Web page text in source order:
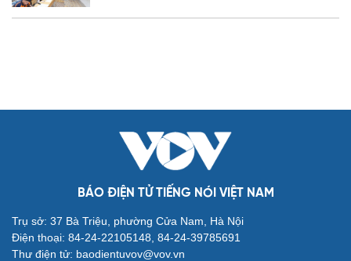
Sản phụ khoa
Sân khấu - Điện ảnh
Văn học
Âm nhạc
Giải trí
Nghệ sĩ
Thời trang
BÁO ĐIỆN TỬ TIẾNG NÓI VIỆT NAM
Trụ sở: 37 Bà Triệu, phường Cửa Nam, Hà Nội
Điện thoại: 84-24-22105148, 84-24-39785691
Thư điện tử: baodientuvov@vov.vn